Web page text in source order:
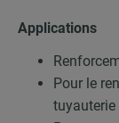
Applications
Pour le
tuyauterie